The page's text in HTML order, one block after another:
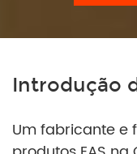
Introdução
Um fabricante e